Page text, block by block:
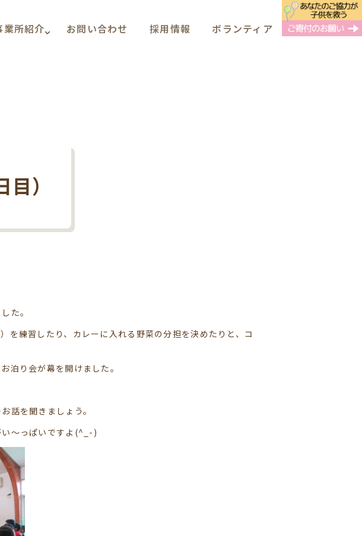
業所紹介 お問い合わせ 採用情報 ボランティア
目）
た。
を練習したり、カレーに入れる野菜の分担を決めたりと、コ
泊り会が幕を開けました。
話を聞きましょう。
い～っぱいですよ(^_-)